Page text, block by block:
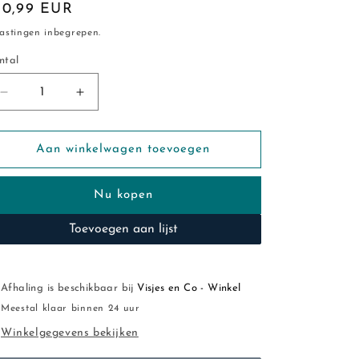
EUR
inbegrepen.
Aantal
verlagen
voor
Jollein:
Hydrofiele
&quot;Bloomy&quot;
70
(
3
Aantal
verhogen
voor
Jollein:
Hydrofiele
&quot;Bloomy&quot;
70
x
(
Aan winkelwagen toevoegen
Nu kopen
Toevoegen aan lijst
Afhaling is beschikbaar bijVisjes en Co - Winkel
Meestal klaar binnen 24 uur
Winkelgegevens bekijken